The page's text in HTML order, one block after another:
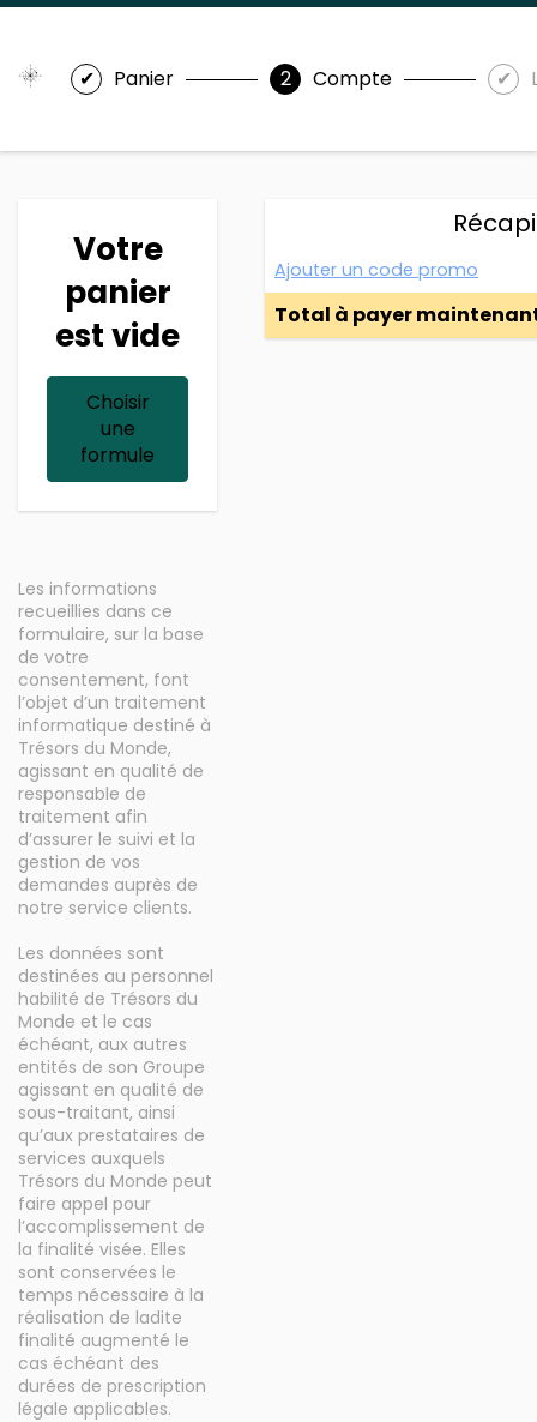
Panier Compte
Votre
panier
est vide
Choisir
une
formule
Ajouter un code promo
Total à payer
Les informations
recueillies dans ce
formulaire, sur la base
de votre
consentement, font
l’objet d’un traitement
informatique destiné à
Trésors du Monde,
agissant en qualité de
responsable de
traitement afin
d’assurer le suivi et la
gestion de vos
demandes auprès de
notre service clients.
Les données sont
destinées au personnel
habilité de Trésors du
Monde et le cas
échéant, aux autres
entités de son Groupe
agissant en qualité de
sous-traitant, ainsi
qu’aux prestataires de
services auxquels
Trésors du Monde peut
faire appel pour
l’accomplissement de
la finalité visée. Elles
sont conservées le
temps nécessaire à la
réalisation de ladite
finalité augmenté le
cas échéant des
durées de prescription
légale applicables.